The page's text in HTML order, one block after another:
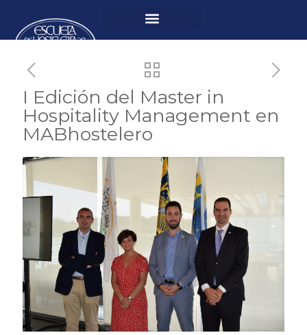
I Edición del Master in
Hospitality Management en
MABhostelero